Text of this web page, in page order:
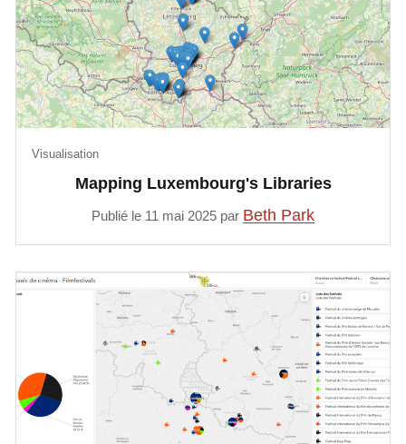
Mapping Luxembourg's Libraries
Visualisation
Publié le 11 mai 2025 par Beth Park